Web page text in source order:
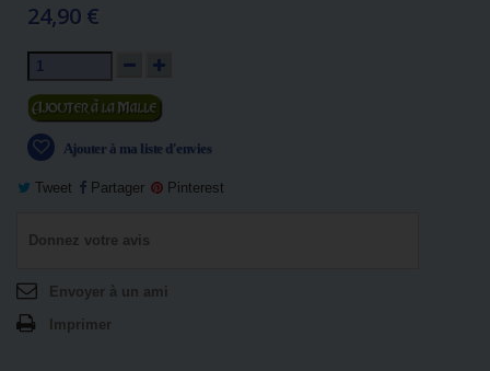
24,90 €
Ajouter au panier
Ajouter à ma liste d'envies
Tweet Partager Pinterest
Donnez votre avis
Envoyer à un ami
Imprimer